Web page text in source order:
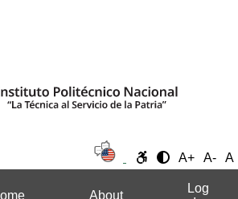
A+ A- A
About
Log